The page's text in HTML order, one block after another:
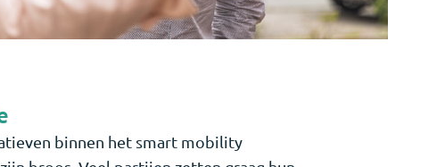
binnen het smart mobility